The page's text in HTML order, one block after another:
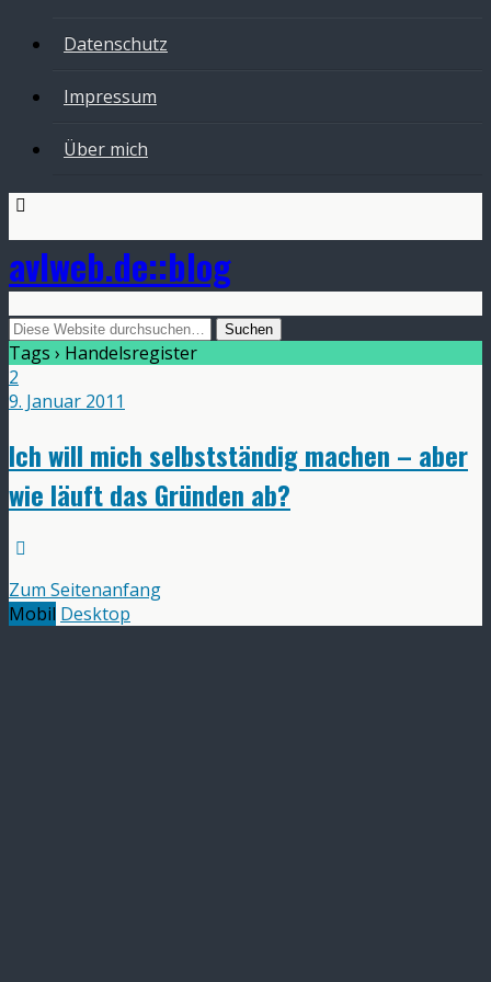
Datenschutz
Impressum
Über mich
avlweb.de::blog
Tags › Handelsregister
2
9. Januar 2011
Ich will mich selbstständig machen – aber
wie läuft das Gründen ab?
Zum Seitenanfang
Mobil Desktop